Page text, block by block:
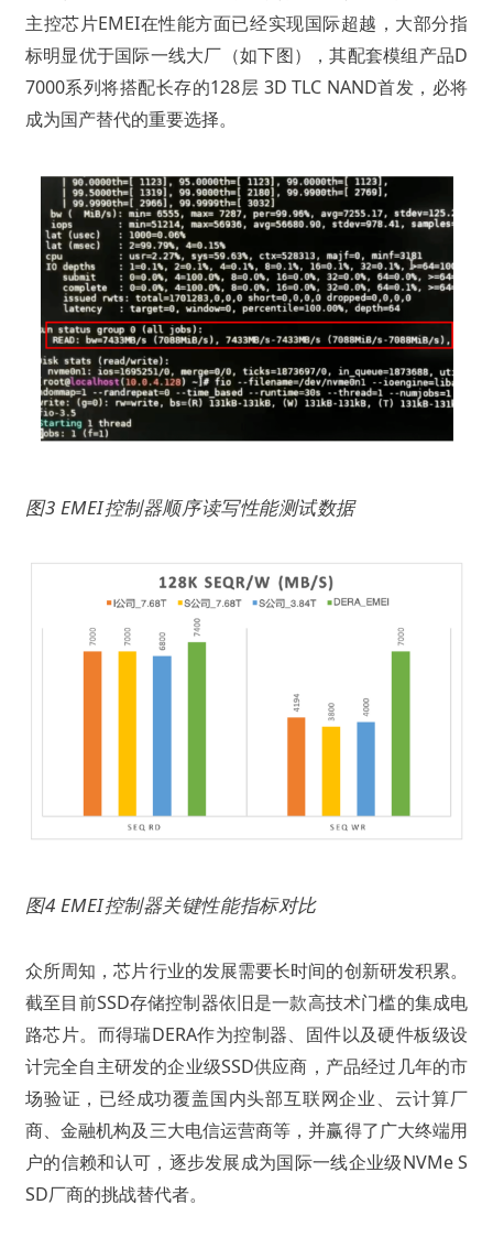
主控芯片EMEI在性能方面已经实现国际超越，大部分指
标明显优于国际一线大厂（如下图），其配套模组产品D
7000系列将搭配长存的128层 3D TLC NAND首发，必将
成为国产替代的重要选择。
图3 EMEI控制器顺序读写性能测试数据
图4 EMEI控制器关键性能指标对比
众所周知，芯片行业的发展需要长时间的创新研发积累。
截至目前SSD存储控制器依旧是一款高技术门槛的集成电
路芯片。而得瑞DERA作为控制器、固件以及硬件板级设
计完全自主研发的企业级SSD供应商，产品经过几年的市
场验证，已经成功覆盖国内头部互联网企业、云计算厂
商、金融机构及三大电信运营商等，并赢得了广大终端用
户的信赖和认可，逐步发展成为国际一线企业级NVMe S
SD厂商的挑战替代者。